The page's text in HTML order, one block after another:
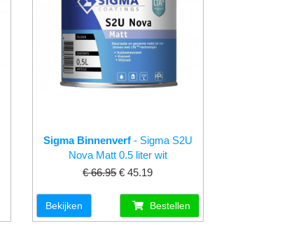
Sigma Binnenverf- Sigma S2U
Nova Matt 0.5 liter wit
€ 66.95 € 45.19
Bekijken Bestellen